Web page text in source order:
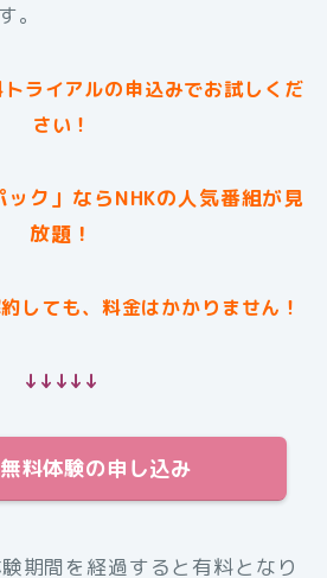
。
ライアルの申込みでお試しくだ
さい！
ック」ならNHKの人気番組が見
放題！
しても、料金はかかりません！
↓↓↓↓↓
料体験の申し込み
期間を経過すると有料となり